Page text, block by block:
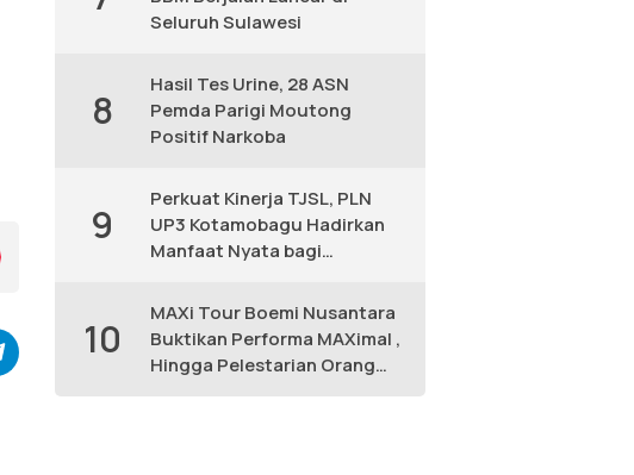
Seluruh Sulawesi
8
Hasil Tes Urine, 28 ASN
Pemda Parigi Moutong
Positif Narkoba
9
Perkuat Kinerja TJSL, PLN
UP3 Kotamobagu Hadirkan
Manfaat Nyata bagi
10
MAXi Tour Boemi Nusantara
Buktikan Performa MAXimal ,
Hingga Pelestarian Orang